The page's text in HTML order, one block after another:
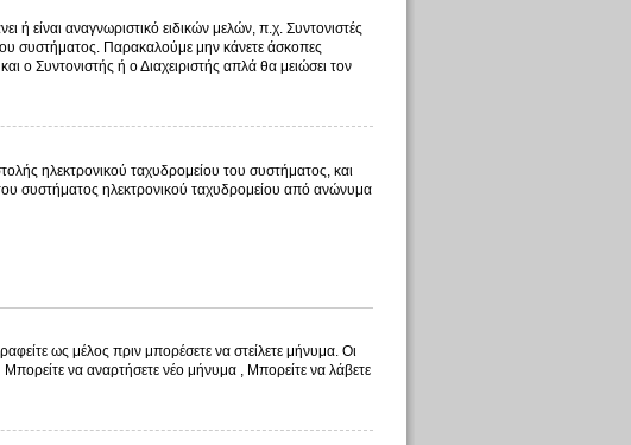
είναι αναγνωριστικό ειδικών μελών, π.χ. Συντονιστές
του συστήματος. Παρακαλούμε μην κάνετε άσκοπες
ο Συντονιστής ή ο Διαχειριστής απλά θα μειώσει τον
ηλεκτρονικού ταχυδρομείου του συστήματος, και
συστήματος ηλεκτρονικού ταχυδρομείου από ανώνυμα
ως μέλος πριν μπορέσετε να στείλετε μήνυμα. Οι
να αναρτήσετε νέο μήνυμα , Μπορείτε να λάβετε